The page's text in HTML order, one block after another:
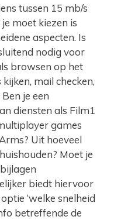
tussen 15 mb/s
moet kiezen is
aspecten. Is
nodig voor
browsen op het
mail checken,
je een
diensten als Film1
games
Uit hoeveel
Moet je
biedt hiervoor
‘welke snelheid
betreffende de